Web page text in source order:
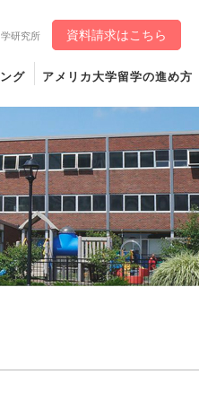
研究所 資料請求はこちら
グ アメリカ大学留学の進め方